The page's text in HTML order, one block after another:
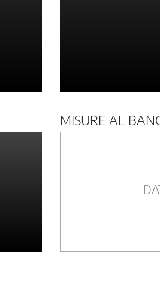
MISURE AL